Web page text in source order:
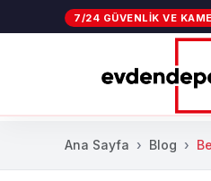
7/24 GÜVENLIK VE
Ana Sayfa Blog